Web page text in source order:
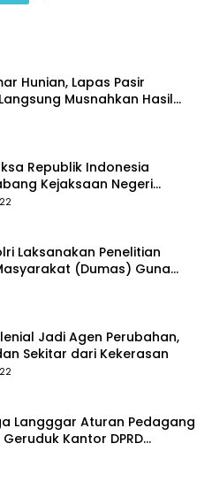
Hunian, Lapas Pasir
Musnahkan Hasil
Republik Indonesia
Kejaksaan Negeri
melaporkan Alvin Lim ke
Laksanakan Penelitian
(Dumas) Guna
Profesionalisme Personil Polri
Jadi Agen Perubahan,
Sekitar dari Kekerasan
Langggar Aturan Pedagang
Kantor DPRD